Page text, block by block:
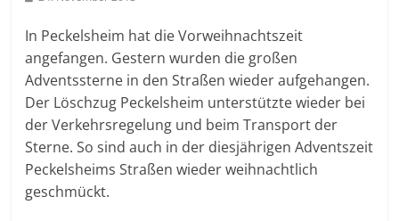
In Peckelsheim hat die Vorweihnachtszeit
angefangen. Gestern wurden die großen
Adventssterne in den Straßen wieder aufgehangen.
Der Löschzug Peckelsheim unterstützte wieder bei
der Verkehrsregelung und beim Transport der
Sterne. So sind auch in der diesjährigen Adventszeit
Peckelsheims Straßen wieder weihnachtlich
geschmückt.